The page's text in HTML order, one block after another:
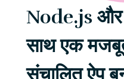
Node.js
साथ एक